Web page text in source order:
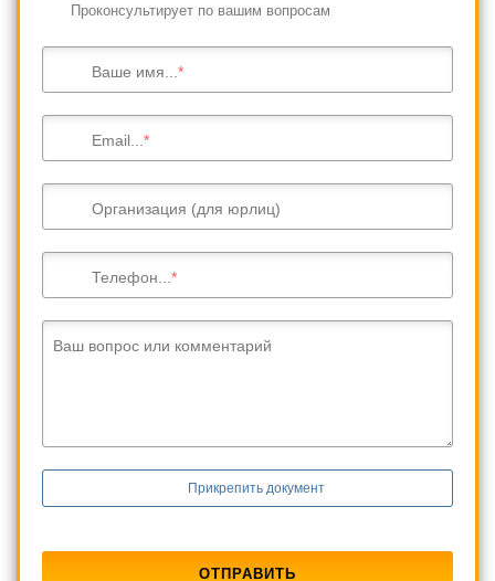
Проконсультирует по вашим вопросам
Ваше имя...
Email...
Организация (для юрлиц)
Телефон...
Ваш вопрос или комментарий
Прикрепить документ